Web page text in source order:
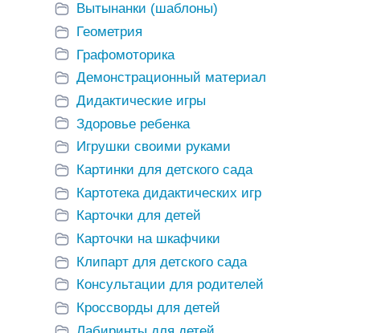
Вытынанки (шаблоны)
Геометрия
Графомоторика
Демонстрационный материал
Дидактические игры
Здоровье ребенка
Игрушки своими руками
Картинки для детского сада
Картотека дидактических игр
Карточки для детей
Карточки на шкафчики
Клипарт для детского сада
Консультации для родителей
Кроссворды для детей